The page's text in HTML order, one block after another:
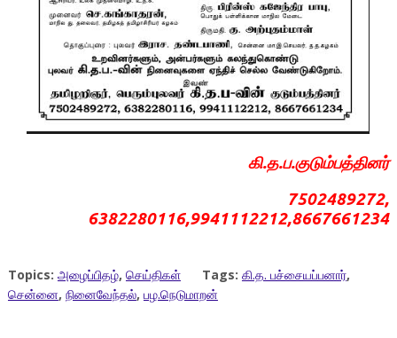
கி.த.ப.குடும்பத்தினர்
7502489272,
6382280116,9941112212,8667661234
Topics: அழைப்பிதழ், செய்திகள் Tags: கி.த. பச்சையப்பனார்,
சென்னை, நினைவேந்தல், பழ.நெடுமாறன்